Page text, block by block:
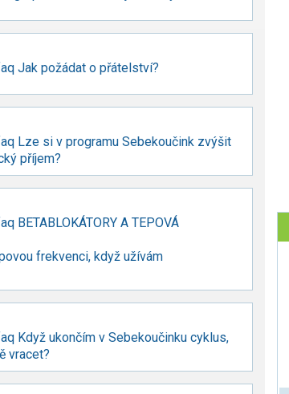
Jak požádat o přátelství?
Lze si v programu Sebekoučink zvýšit
příjem?
BETABLOKÁTORY A TEPOVÁ
frekvenci, když užívám
Když ukončím v Sebekoučinku cyklus,
vracet?